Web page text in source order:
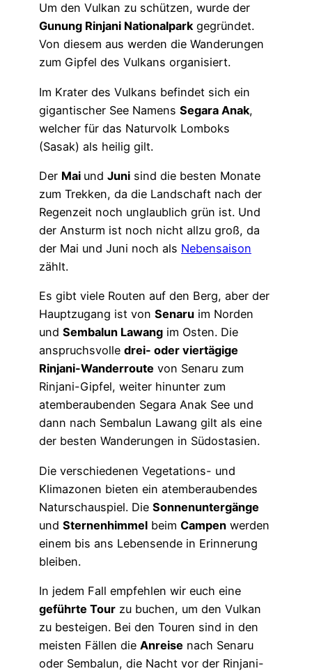
Um den Vulkan zu schützen, wurde der
Gunung Rinjani Nationalparkgegründet.
Von diesem aus werden die Wanderungen
zum Gipfel des Vulkans organisiert.
Im Krater des Vulkans befindet sich ein
gigantischer See Namens Segara Anak,
welcher für das Naturvolk Lomboks
(Sasak) als heilig gilt.
Der Mai und Juni sind die besten Monate
zum Trekken, da die Landschaft nach der
Regenzeit noch unglaublich grün ist. Und
der Ansturm ist noch nicht allzu groß, da
der Mai und Juni noch als Nebensaison
zählt.
Es gibt viele Routen auf den Berg, aber der
Hauptzugang ist von Senaru im Norden
und Sembalun Lawang im Osten. Die
anspruchsvolle drei- oder viertägige
Rinjani-Wanderroute von Senaru zum
Rinjani-Gipfel, weiter hinunter zum
atemberaubenden Segara Anak See und
dann nach Sembalun Lawang gilt als eine
der besten Wanderungen in Südostasien.
Die verschiedenen Vegetations- und
Klimazonen bieten ein atemberaubendes
Naturschauspiel. Die Sonnenuntergänge
und Sternenhimmel beim Campen werden
einem bis ans Lebensende in Erinnerung
bleiben.
In jedem Fall empfehlen wir euch eine
geführte Tour zu buchen, um den Vulkan
zu besteigen. Bei den Touren sind in den
meisten Fällen die Anreise nach Senaru
oder Sembalun, die Nacht vor der Rinjani-